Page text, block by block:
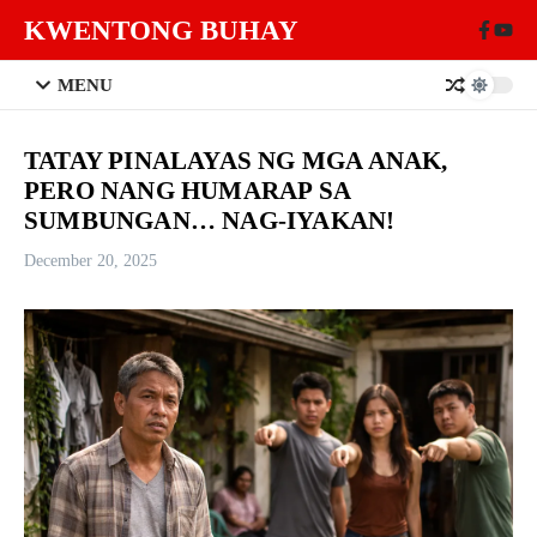
KWENTONG BUHAY
MENU
TATAY PINALAYAS NG MGA ANAK,
PERO NANG HUMARAP SA
SUMBUNGAN… NAG-IYAKAN!
December 20, 2025